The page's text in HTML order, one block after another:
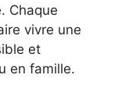
Chaque
vivre une
et
en famille.